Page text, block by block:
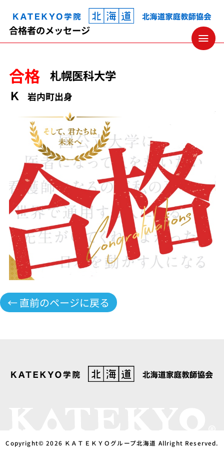
KATEKYO学院 北海道 家庭教師協会
合格者のメッセージ
合格
札幌医科大学
Ｋ
岩内町出身
← 直前のページに戻る
Copyright© 2026 ＫＡＴＥＫＹＯグループ北海道 Allright Reserved.